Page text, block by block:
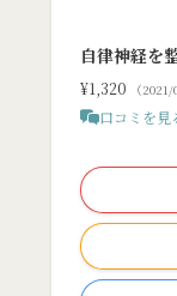
自律神経を
¥1,320 （
口コミを見